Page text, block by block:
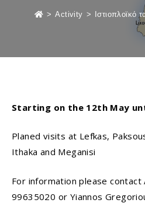
> Activity > Ιστιοπλοϊκό
Starting on the 12th May
Planed visits at Lefkas,
Ithaka and Meganisi
For information please contact
99635020 or Yiannos